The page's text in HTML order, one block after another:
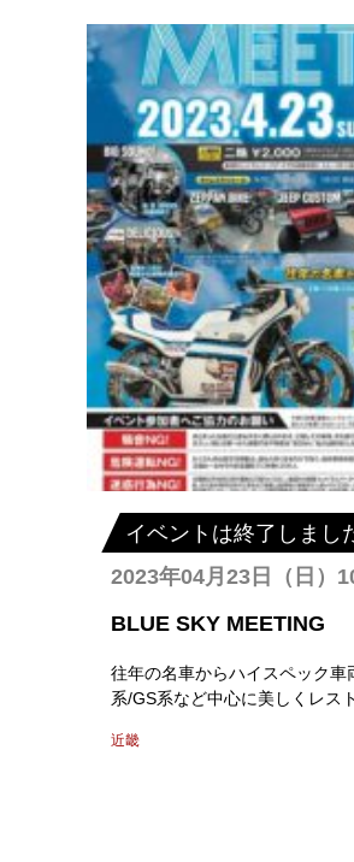
イベントは終了しまし
2023年04月23日（日）
BLUE SKY MEETING
往年の名車からハイスペック車両が
系/GS系など中心に美しくレス
近畿